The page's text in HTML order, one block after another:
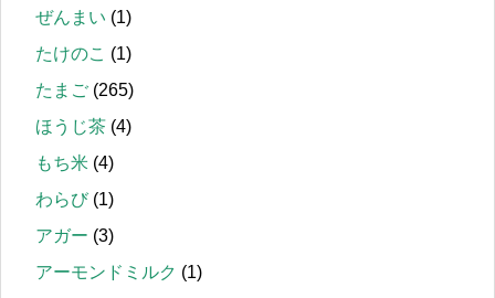
ぜんまい (1)
たけのこ (1)
たまご (265)
ほうじ茶 (4)
もち米 (4)
わらび(1)
アガー (3)
アーモンドミルク (1)